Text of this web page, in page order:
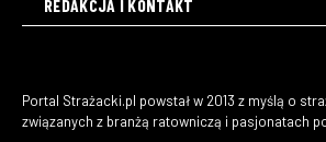
REDAKCJA I KONTAKT
Portal Strażacki.pl powstał w 2013 z myślą o
związanych z branżą ratowniczą i pasjonatach